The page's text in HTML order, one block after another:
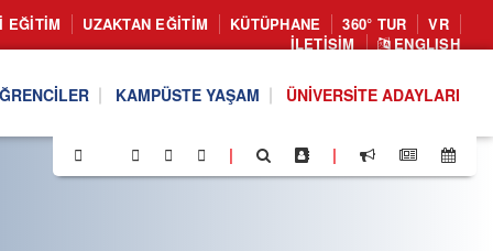
EĞITIM UZAKTAN EĞITIM KÜTÜPHANE 360° TUR
VR
İLETIŞIM
ENGLISH
KAMPÜSTE YAŞAM ÜNIVERSITE ADAYLARI
| |